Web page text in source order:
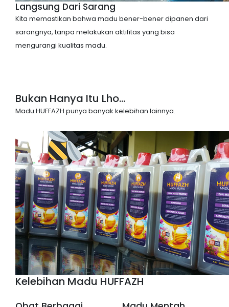
Langsung Dari Sarang
Kita memastikan bahwa madu bener-bener dipanen dari
sarangnya, tanpa melakukan aktifitas yang bisa
mengurangi kualitas madu.
Bukan Hanya Itu Lho...
Madu HUFFAZH punya banyak kelebihan lainnya.
Kelebihan Madu HUFFAZH